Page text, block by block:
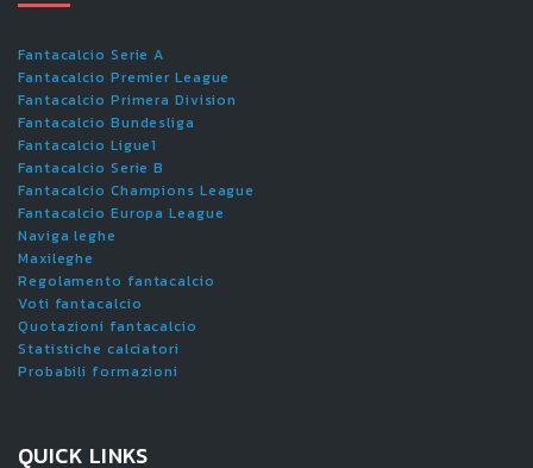
Fantacalcio Serie A
Fantacalcio Premier League
Fantacalcio Primera Division
Fantacalcio Bundesliga
Fantacalcio Ligue1
Fantacalcio Serie B
Fantacalcio Champions League
Fantacalcio Europa League
Naviga leghe
Maxileghe
Regolamento fantacalcio
Voti fantacalcio
Quotazioni fantacalcio
Statistiche calciatori
Probabili formazioni
QUICK LINKS